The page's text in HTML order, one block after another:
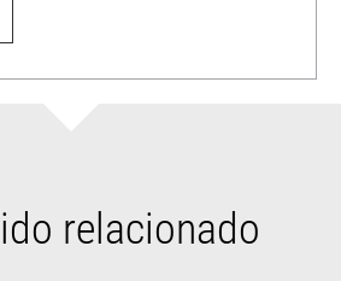
relacionado